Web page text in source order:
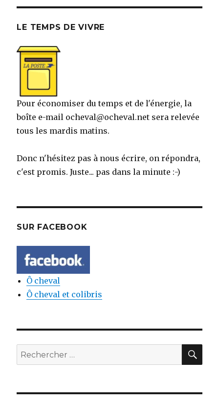
LE TEMPS DE VIVRE
Pour économiser du temps et de l'énergie, la
boîte e-mail ocheval@ocheval.net sera relevée
tous les mardis matins.
Donc n'hésitez pas à nous écrire, on répondra,
c'est promis. Juste... pas dans la minute :-)
SUR FACEBOOK
Ô cheval
Ô cheval et colibris
Rechercher: